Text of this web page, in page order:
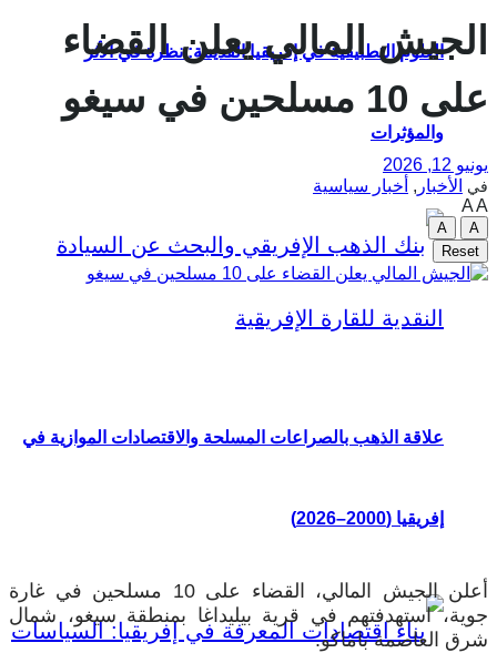
العلوم التطبيقية في إفريقيا القديمة: نظرة في الأثر
والمؤثرات
علاقة الذهب بالصراعات المسلحة والاقتصادات الموازية في
إفريقيا (2000–2026)
الجيش المالي يعلن القضاء
على 10 مسلحين في سيغو
يونيو 12, 2026
في الأخبار , أخبار سياسية
AA
A
A
Reset
أعلن الجيش المالي، القضاء على 10 مسلحين في غارة
جوية، استهدفتهم في قرية بيليداغا بمنطقة سيغو، شمال
شرق العاصمة باماكو.